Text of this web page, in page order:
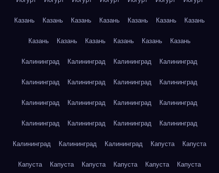
Казань Казань Казань Казань Казань Казань Казань
Казань Казань Казань Казань Казань Казань
Калининград Калининград Калининград Калининград
Калининград Калининград Калининград Калининград
Калининград Калининград Калининград Калининград
Калининград Калининград Калининград Калининград
Калининград Калининград Калининград Капуста Капуста
Капуста Капуста Капуста Капуста Капуста Капуста